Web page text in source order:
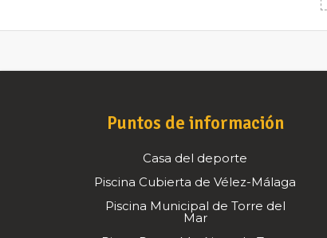
Puntos de información
Casa del deporte
Piscina Cubierta de Vélez-Málaga
Piscina Municipal de Torre del
Mar